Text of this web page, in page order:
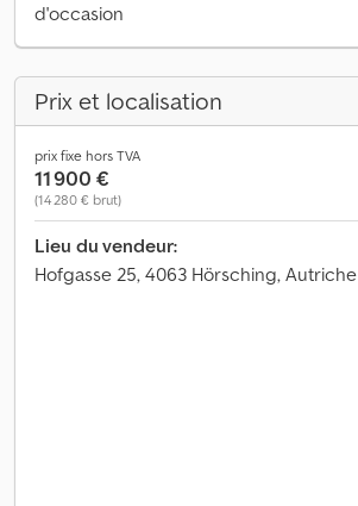
d'occasion
Prix et localisation
prix fixe hors TVA
11 900 €
(14 280 € brut)
Lieu du vendeur:
Hofgasse 25, 4063 Hörsching, Autriche